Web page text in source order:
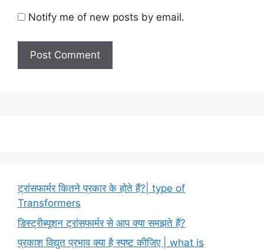
Notify me of new posts by email.
ट्रांसफार्मर कितने प्रकार के होते हैं?| type of
Transformers
डिस्ट्रीब्यूशन ट्रांसफार्मर से आप क्या समझते हैं?
प्रकाश विद्युत प्रभाव क्या है स्पष्ट कीजिए | what is